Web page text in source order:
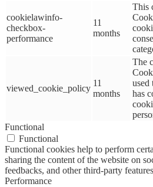
cookielawinfo-
checkbox-
performance
11
months
This
viewed_cookie_policy
11
months
The
used
has
Functional
Functional
Functional cookies help to perform
sharing the content of the website on
feedbacks, and other third-party
Performance